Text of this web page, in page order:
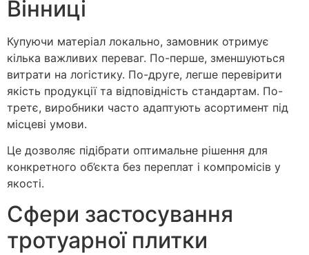
Вінниці
Купуючи матеріал локально, замовник отримує
кілька важливих переваг. По-перше, зменшуються
витрати на логістику. По-друге, легше перевірити
якість продукції та відповідність стандартам. По-
третє, виробники часто адаптують асортимент під
місцеві умови.
Це дозволяє підібрати оптимальне рішення для
конкретного об’єкта без переплат і компромісів у
якості.
Сфери застосування
тротуарної плитки